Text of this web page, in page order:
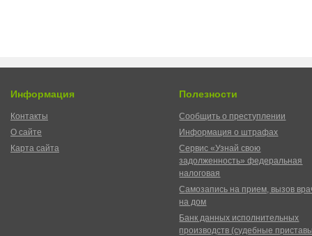
Информация
Контакты
О сайте
Карта сайта
Полезности
Сообщить о преступлении
Информация о штрафах
Сервис «Узнай свою
задолженность» федеральная
налоговая
Самозапись на прием, вызов
на дом
Банк данных исполнительных
производств (судебные